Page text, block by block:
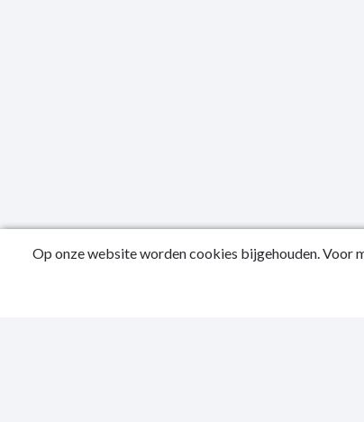
Op onze website worden cookies bijgehouden. Voor